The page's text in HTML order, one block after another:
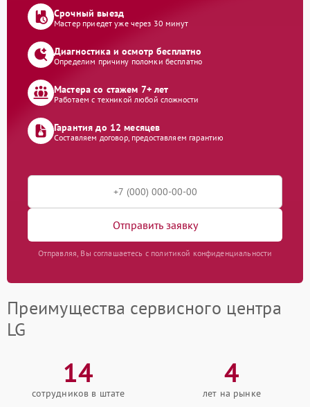
Срочный выезд
Мастер приедет уже через 30 минут
Диагностика и осмотр бесплатно
Определим причину поломки бесплатно
Мастера со стажем 7+ лет
Работаем с техникой любой сложности
Гарантия до 12 месяцев
Составляем договор, предоставляем гарантию
Отправить заявку
Отправляя, Вы соглашаетесь с политикой конфиденциальности
Преимущества сервисного центра
LG
14
сотрудников в штате
4
лет на рынке